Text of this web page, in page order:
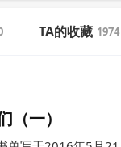
TA的收藏 1974
（一）